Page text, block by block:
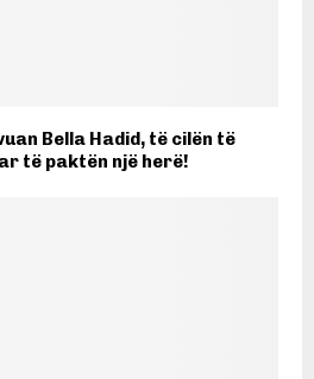
Bella Hadid, të cilën të
të paktën një herë!